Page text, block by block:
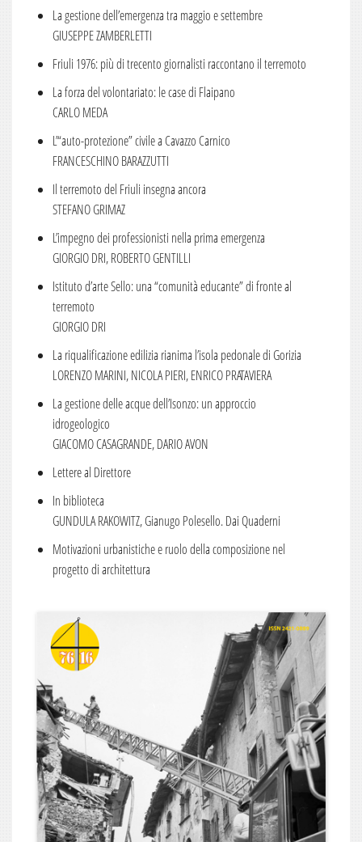
Numero 6
Numero 5
Numero 4
Numero 3
Numero 2
Numero 1
2014
Numero 5
Numero 4
Numero 3
Numero 1
2013
Numero 6
Numero 3
Numero 2
Numero 1
Numero 6
Numero 5
Numero 4
Numero 3
Numero 2
Numero 1
2011
Numero 6
La gestione dell’emergenza tra maggio e settembre
GIUSEPPE ZAMBERLETTI
Friuli 1976: più di trecento giornalisti raccontano il terremoto
La forza del volontariato: le case di Flaipano
CARLO MEDA
L’“auto-protezione” civile a Cavazzo Carnico
FRANCESCHINO BARAZZUTTI
Il terremoto del Friuli insegna ancora
STEFANO GRIMAZ
L’impegno dei professionisti nella prima emergenza
GIORGIO DRI, ROBERTO GENTILLI
Istituto d’arte Sello: una “comunità educante” di fronte al
terremoto
GIORGIO DRI
La riqualificazione edilizia rianima l’isola pedonale di Gorizia
LORENZO MARINI, NICOLA PIERI, ENRICO PRATAVIERA
La gestione delle acque dell’Isonzo: un approccio
idrogeologico
GIACOMO CASAGRANDE, DARIO AVON
Lettere al Direttore
In biblioteca
GUNDULA RAKOWITZ, Gianugo Polesello. Dai Quaderni
Motivazioni urbanistiche e ruolo della composizione nel
progetto di architettura